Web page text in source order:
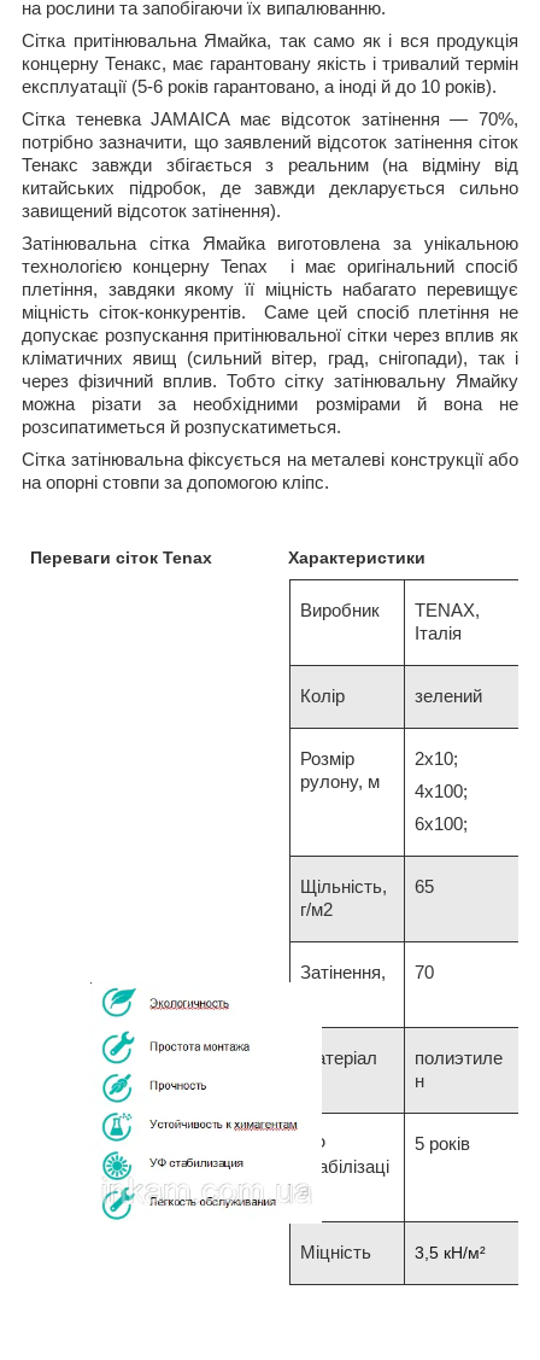
на рослини та запобігаючи їх випалюванню.
Сітка притінювальна Ямайка, так само як і вся продукція
концерну Тенакс, має гарантовану якість і тривалий термін
експлуатації (5-6 років гарантовано, а іноді й до 10 років).
Сітка теневка JAMAICA має відсоток затінення — 70%,
потрібно зазначити, що заявлений відсоток затінення сіток
Тенакс завжди збігається з реальним (на відміну від
китайських підробок, де завжди декларується сильно
завищений відсоток затінення).
Затінювальна сітка Ямайка виготовлена за унікальною
технологією концернуTenax і має оригінальний спосіб
плетіння, завдяки якому її міцність набагато перевищує
міцність сіток-конкурентів. Саме цей спосіб плетіння не
допускає розпускання притінювальної сітки через вплив як
кліматичних явищ (сильний вітер, град, снігопади), так і
через фізичний вплив. Тобто сітку затінювальну Ямайку
можна різати за необхідними розмірами й вона не
розсипатиметься й розпускатиметься.
Сітка затінювальна фіксується на металеві конструкції або
на опорні стовпи за допомогою кліпс.
Переваги сітокTenax Характеристики
Виробник
TENAX,
Італія
Колір зелений
Розмір
рулону, м
2х10;
4х100;
6х100;
Щільність,
г/м2
65
Затінення,
70
Матеріал
полиэтиле
н
УФ
стабілізаці
я
5 років
Міцність 3,5 кН/м²